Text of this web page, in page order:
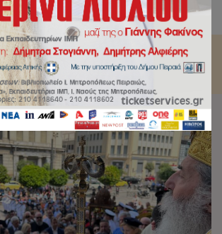
του Αγίου Πνεύματος ο Καθεδρικός
Τριάδος Πειραιώς.